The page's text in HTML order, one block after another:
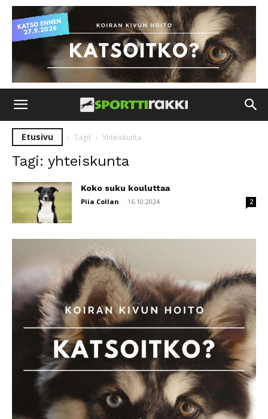
Etusivu Tagit Yhteiskunta
Tagi: yhteiskunta
Koko suku kouluttaa
Piia Collan - 16.10.2024 2